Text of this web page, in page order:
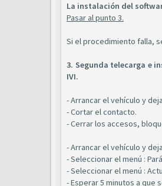
La instalación del
Pasar al punto 3.
Si el procedimiento falla,
3. Segunda telecarga e
IVI.
- Arrancar el vehículo y
- Cortar el contacto.
- Cerrar los accesos,
- Arrancar el vehículo y
- Seleccionar el menú :
- Seleccionar el menú :
- Esperar 5 minutos a que